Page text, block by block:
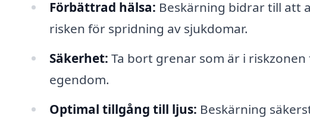
Förbättrad hälsa: Beskärning bidrar till att
risken för spridning av sjukdomar.
Säkerhet: Ta bort grenar som är i
egendom.
Optimal tillgång till ljus: Beskärning